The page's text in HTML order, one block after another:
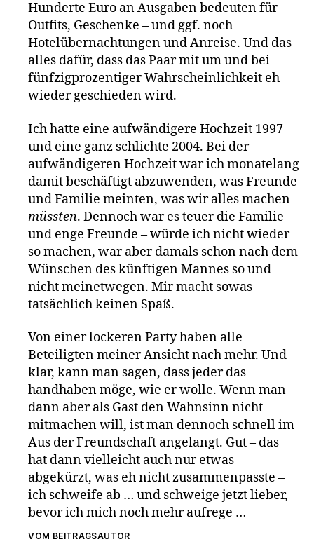
Hunderte Euro an Ausgaben bedeuten für
Outfits, Geschenke – und ggf. noch
Hotelübernachtungen und Anreise. Und das
alles dafür, dass das Paar mit um und bei
fünfzigprozentiger Wahrscheinlichkeit eh
wieder geschieden wird.
Ich hatte eine aufwändigere Hochzeit 1997
und eine ganz schlichte 2004. Bei der
aufwändigeren Hochzeit war ich monatelang
damit beschäftigt abzuwenden, was Freunde
und Familie meinten, was wir alles machen
müssten. Dennoch war es teuer die Familie
und enge Freunde – würde ich nicht wieder
so machen, war aber damals schon nach dem
Wünschen des künftigen Mannes so und
nicht meinetwegen. Mir macht sowas
tatsächlich keinen Spaß.
Von einer lockeren Party haben alle
Beteiligten meiner Ansicht nach mehr. Und
klar, kann man sagen, dass jeder das
handhaben möge, wie er wolle. Wenn man
dann aber als Gast den Wahnsinn nicht
mitmachen will, ist man dennoch schnell im
Aus der Freundschaft angelangt. Gut – das
hat dann vielleicht auch nur etwas
abgekürzt, was eh nicht zusammenpasste –
ich schweife ab … und schweige jetzt lieber,
bevor ich mich noch mehr aufrege …
VOM BEITRAGSAUTOR